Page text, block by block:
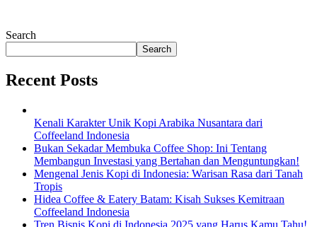
Search
Search
Recent Posts
Kenali Karakter Unik Kopi Arabika Nusantara dari
Coffeeland Indonesia
Bukan Sekadar Membuka Coffee Shop: Ini Tentang
Membangun Investasi yang Bertahan dan Menguntungkan!
Mengenal Jenis Kopi di Indonesia: Warisan Rasa dari Tanah
Tropis
Hidea Coffee & Eatery Batam: Kisah Sukses Kemitraan
Coffeeland Indonesia
Tren Bisnis Kopi di Indonesia 2025 yang Harus Kamu Tahu!